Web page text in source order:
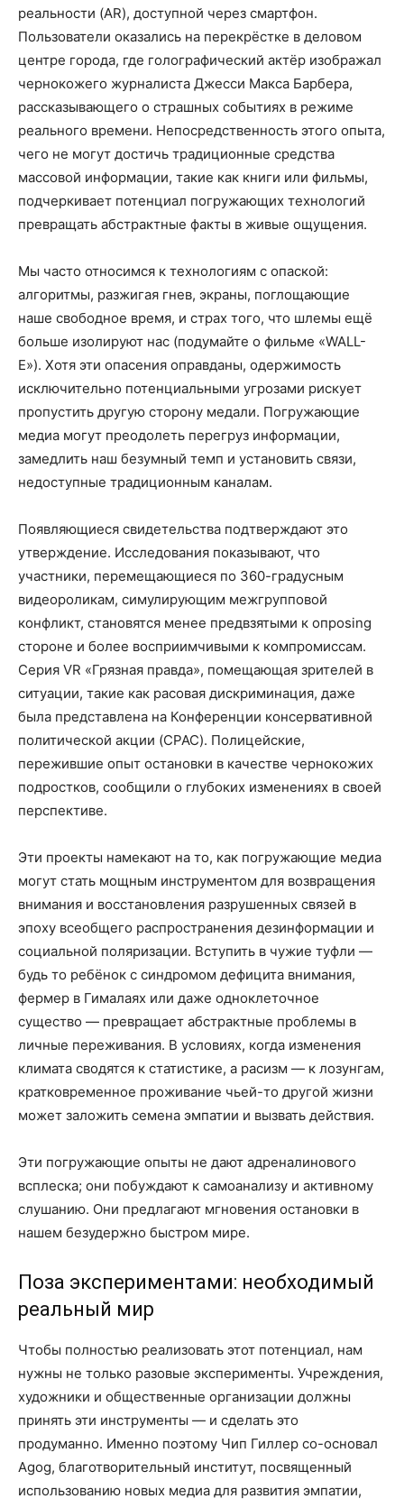
реальности (AR), доступной через смартфон.
Пользователи оказались на перекрёстке в деловом
центре города, где голографический актёр изображал
чернокожего журналиста Джесси Макса Барбера,
рассказывающего о страшных событиях в режиме
реального времени. Непосредственность этого опыта,
чего не могут достичь традиционные средства
массовой информации, такие как книги или фильмы,
подчеркивает потенциал погружающих технологий
превращать абстрактные факты в живые ощущения.
Мы часто относимся к технологиям с опаской:
алгоритмы, разжигая гнев, экраны, поглощающие
наше свободное время, и страх того, что шлемы ещё
больше изолируют нас (подумайте о фильме «WALL-
E»). Хотя эти опасения оправданы, одержимость
исключительно потенциальными угрозами рискует
пропустить другую сторону медали. Погружающие
медиа могут преодолеть перегруз информации,
замедлить наш безумный темп и установить связи,
недоступные традиционным каналам.
Появляющиеся свидетельства подтверждают это
утверждение. Исследования показывают, что
участники, перемещающиеся по 360-градусным
видеороликам, симулирующим межгрупповой
конфликт, становятся менее предвзятыми к опposing
стороне и более восприимчивыми к компромиссам.
Серия VR «Грязная правда», помещающая зрителей в
ситуации, такие как расовая дискриминация, даже
была представлена на Конференции консервативной
политической акции (CPAC). Полицейские,
пережившие опыт остановки в качестве чернокожих
подростков, сообщили о глубоких изменениях в своей
перспективе.
Эти проекты намекают на то, как погружающие медиа
могут стать мощным инструментом для возвращения
внимания и восстановления разрушенных связей в
эпоху всеобщего распространения дезинформации и
социальной поляризации. Вступить в чужие туфли —
будь то ребёнок с синдромом дефицита внимания,
фермер в Гималаях или даже одноклеточное
существо — превращает абстрактные проблемы в
личные переживания. В условиях, когда изменения
климата сводятся к статистике, а расизм — к лозунгам,
кратковременное проживание чьей-то другой жизни
может заложить семена эмпатии и вызвать действия.
Эти погружающие опыты не дают адреналинового
всплеска; они побуждают к самоанализу и активному
слушанию. Они предлагают мгновения остановки в
нашем безудержно быстром мире.
Поза экспериментами: необходимый
реальный мир
Чтобы полностью реализовать этот потенциал, нам
нужны не только разовые эксперименты. Учреждения,
художники и общественные организации должны
принять эти инструменты — и сделать это
продуманно. Именно поэтому Чип Гиллер со-основал
Agog, благотворительный институт, посвященный
использованию новых медиа для развития эмпатии,